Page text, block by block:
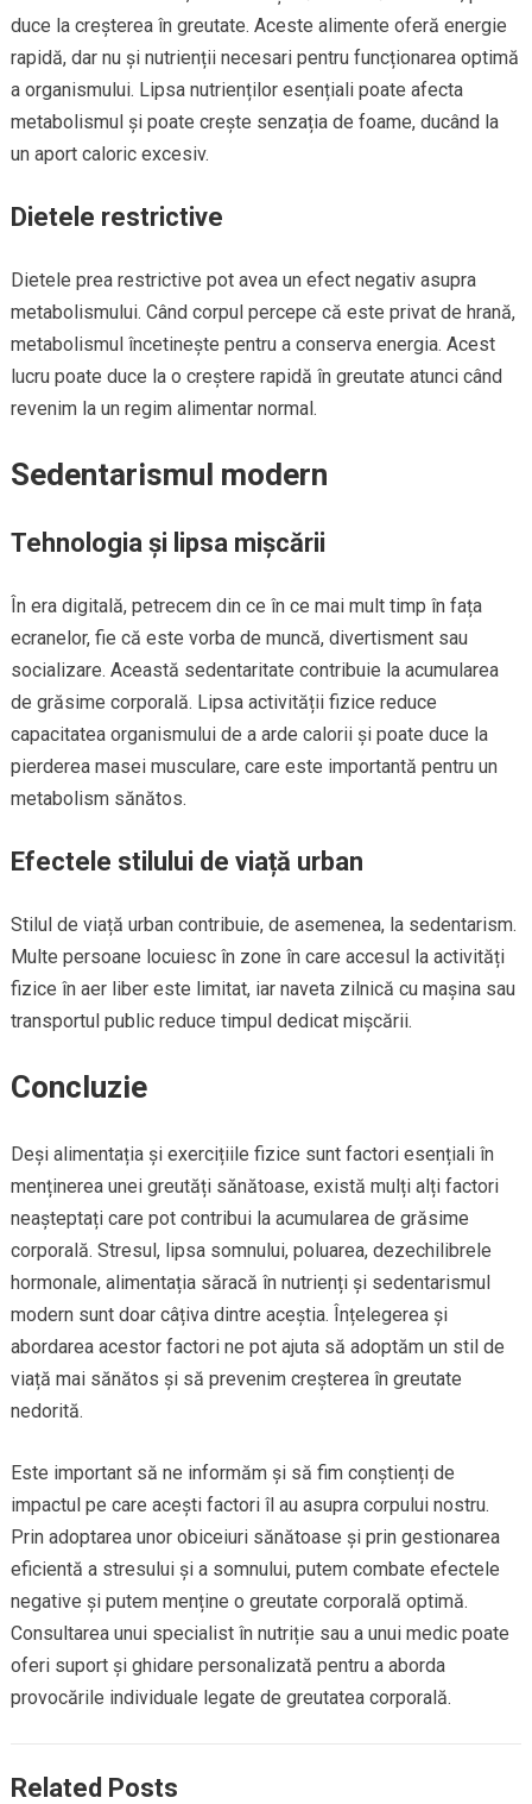
duce la creșterea în greutate. Aceste alimente oferă energie
rapidă, dar nu și nutrienții necesari pentru funcționarea optimă
a organismului. Lipsa nutrienților esențiali poate afecta
metabolismul și poate crește senzația de foame, ducând la
un aport caloric excesiv.
Dietele restrictive
Dietele prea restrictive pot avea un efect negativ asupra
metabolismului. Când corpul percepe că este privat de hrană,
metabolismul încetinește pentru a conserva energia. Acest
lucru poate duce la o creștere rapidă în greutate atunci când
revenim la un regim alimentar normal.
Sedentarismul modern
Tehnologia și lipsa mișcării
În era digitală, petrecem din ce în ce mai mult timp în fața
ecranelor, fie că este vorba de muncă, divertisment sau
socializare. Această sedentaritate contribuie la acumularea
de grăsime corporală. Lipsa activității fizice reduce
capacitatea organismului de a arde calorii și poate duce la
pierderea masei musculare, care este importantă pentru un
metabolism sănătos.
Efectele stilului de viață urban
Stilul de viață urban contribuie, de asemenea, la sedentarism.
Multe persoane locuiesc în zone în care accesul la activități
fizice în aer liber este limitat, iar naveta zilnică cu mașina sau
transportul public reduce timpul dedicat mișcării.
Concluzie
Deși alimentația și exercițiile fizice sunt factori esențiali în
menținerea unei greutăți sănătoase, există mulți alți factori
neașteptați care pot contribui la acumularea de grăsime
corporală. Stresul, lipsa somnului, poluarea, dezechilibrele
hormonale, alimentația săracă în nutrienți și sedentarismul
modern sunt doar câțiva dintre aceștia. Înțelegerea și
abordarea acestor factori ne pot ajuta să adoptăm un stil de
viață mai sănătos și să prevenim creșterea în greutate
nedorită.
Este important să ne informăm și să fim conștienți de
impactul pe care acești factori îl au asupra corpului nostru.
Prin adoptarea unor obiceiuri sănătoase și prin gestionarea
eficientă a stresului și a somnului, putem combate efectele
negative și putem menține o greutate corporală optimă.
Consultarea unui specialist în nutriție sau a unui medic poate
oferi suport și ghidare personalizată pentru a aborda
provocările individuale legate de greutatea corporală.
Related Posts